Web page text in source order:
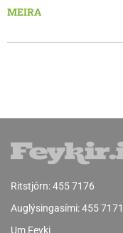
fjölskyldur.Lydía
MEIRA
Ritstjórn:455 7176
Auglýsingasími:455 7171
Um Feyki